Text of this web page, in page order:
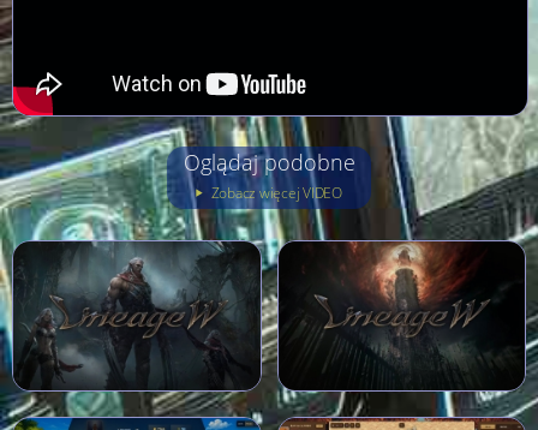
Oglądaj podobne
Zobacz więcej VIDEO